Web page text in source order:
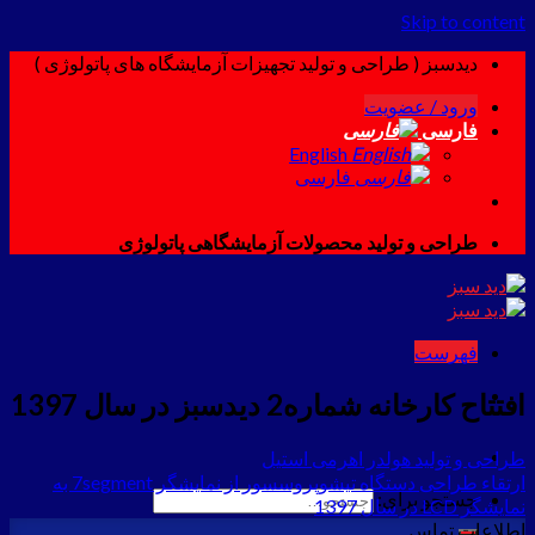
Skip to content
دیدسبز ( طراحی و تولید تجهیزات آزمایشگاه های پاتولوژی )
ورود / عضویت
فارسی
فارسی
طراحی و تولید محصولات آزمایشگاهی پاتولوژی
فهرست
جستجو برای:
افتتاح کارخانه شماره2 دیدسبز در سال 1397
طراحی و تولید هولدر اهرمی استیل
ارتقاء طراحی دستگاه تیشوپروسسور از نمایشگر 7segment به
نمایشگر LCD در سال 1397
اطلاعات تماس